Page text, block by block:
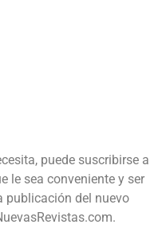
puede suscribirse a
le sea conveniente y ser
publicación del nuevo